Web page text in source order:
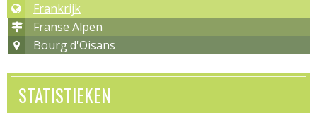
Frankrijk
Franse Alpen
Bourg d'Oisans
STATISTIEKEN